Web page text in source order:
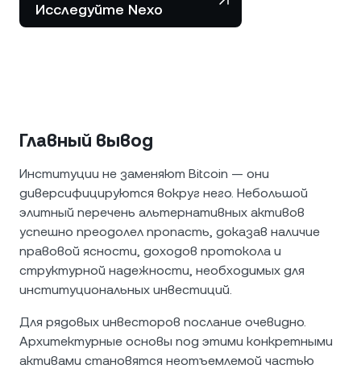
Исследуйте Nexo
Главный вывод
Институции не заменяют Bitcoin — они
диверсифицируются вокруг него. Небольшой
элитный перечень альтернативных активов
успешно преодолел пропасть, доказав наличие
правовой ясности, доходов протокола и
структурной надежности, необходимых для
институциональных инвестиций.
Для рядовых инвесторов послание очевидно.
Архитектурные основы под этими конкретными
активами становятся неотъемлемой частью